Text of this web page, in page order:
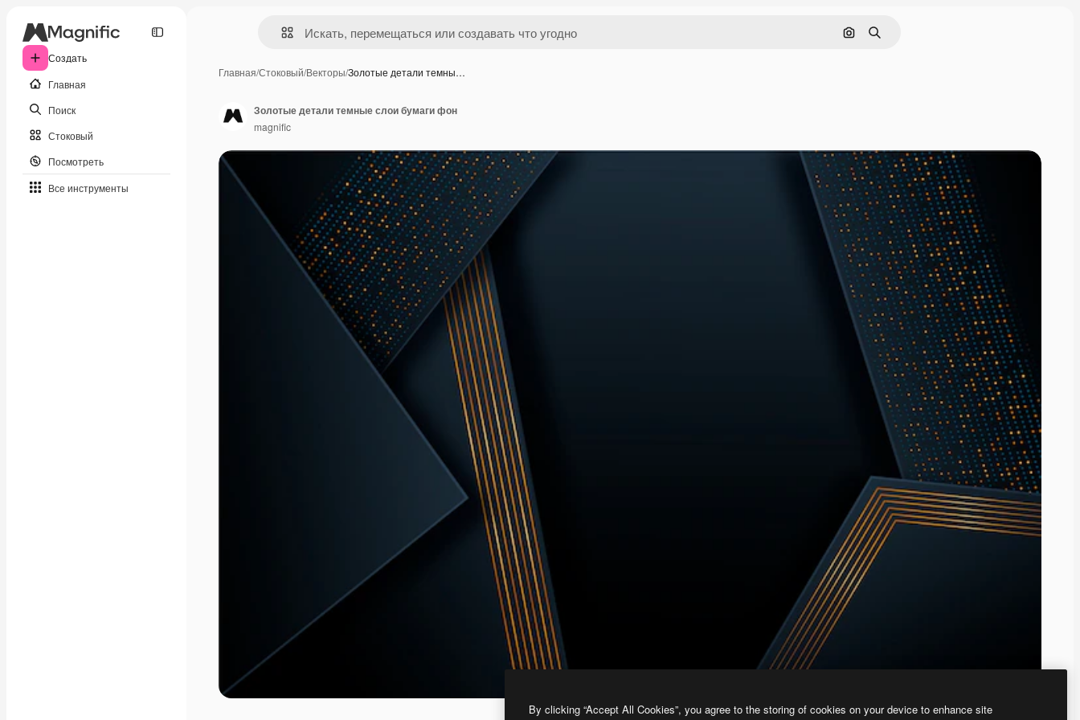
Создать
Главная
Поиск
Стоковый
Посмотреть
Все инструменты
Поиск по изображению
Поиск
Главная/Стоковый/Векторы/Золотые детали темны…
Золотые детали темные слои бумаги фон
magnific
By clicking “Accept All Cookies”, you agree to the storing of cookies on your device to enhance site